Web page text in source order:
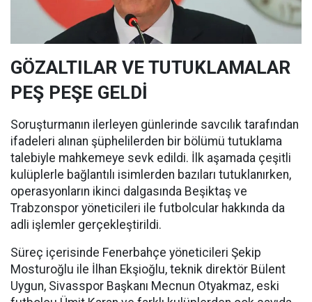
GÖZALTILAR VE TUTUKLAMALAR
PEŞ PEŞE GELDİ
Soruşturmanın ilerleyen günlerinde savcılık tarafından
ifadeleri alınan şüphelilerden bir bölümü tutuklama
talebiyle mahkemeye sevk edildi. İlk aşamada çeşitli
kulüplerle bağlantılı isimlerden bazıları tutuklanırken,
operasyonların ikinci dalgasında Beşiktaş ve
Trabzonspor yöneticileri ile futbolcular hakkında da
adli işlemler gerçekleştirildi.
Süreç içerisinde Fenerbahçe yöneticileri Şekip
Mosturoğlu ile İlhan Ekşioğlu, teknik direktör Bülent
Uygun, Sivasspor Başkanı Mecnun Otyakmaz, eski